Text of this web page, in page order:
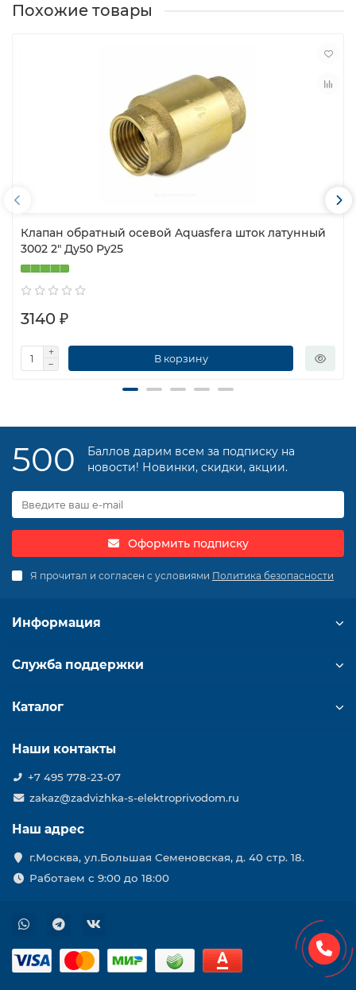
Похожие товары
Клапан обратный осевой Aquasfera шток латунный
3002 2″ Ду50 Ру25
3140 ₽
В корзину
500
Баллов дарим всем за подписку на
новости! Новинки, скидки, акции.
Оформить подписку
Я прочитал и согласен с условиями Политика безопасности
Информация
Служба поддержки
Каталог
Наши контакты
+7 495 778-23-07
zakaz@zadvizhka-s-elektroprivodom.ru
Наш адрес
г.Москва, ул.Большая Семеновская, д. 40 стр. 18.
Работаем с 9:00 до 18:00